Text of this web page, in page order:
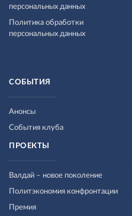
персональных данных
Политика обработки
персональных данных
СОБЫТИЯ
Анонсы
События клуба
ПРОЕКТЫ
Валдай – новое поколение
Политэкономия конфронтации
Премия